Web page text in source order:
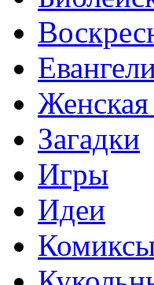
Женская
Загадки
Игры
Идеи